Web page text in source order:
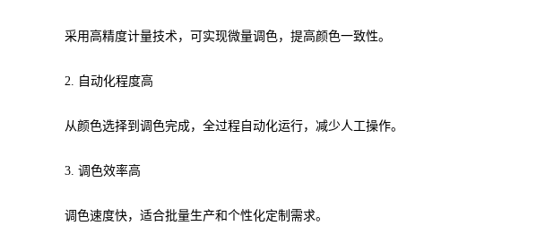
采用高精度计量技术，可实现微量调色，提高颜色一致性。
2. 自动化程度高
从颜色选择到调色完成，全过程自动化运行，减少人工操作。
3. 调色效率高
调色速度快，适合批量生产和个性化定制需求。